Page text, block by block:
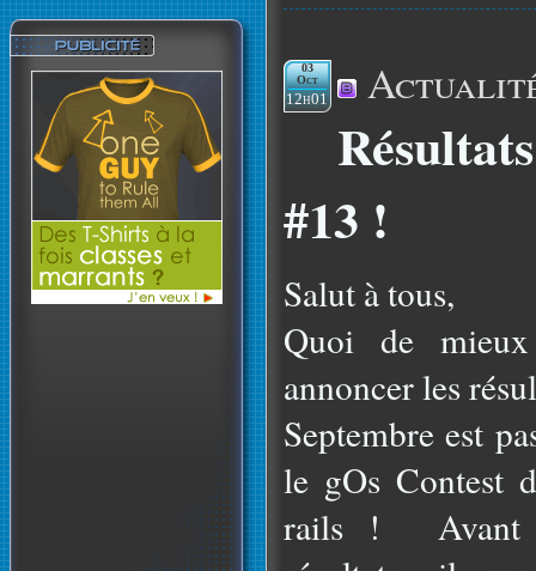
03
Oct
12h01
#13 !
Salut à tous,
Quoi de
annoncer les
Septembre est
le gOs Contest
rails ! Avant